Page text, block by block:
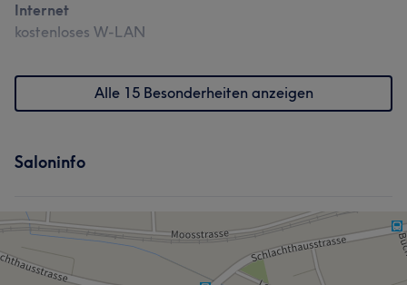
Internet
kostenloses W-LAN
Alle 15 Besonderheiten anzeigen
Saloninfo